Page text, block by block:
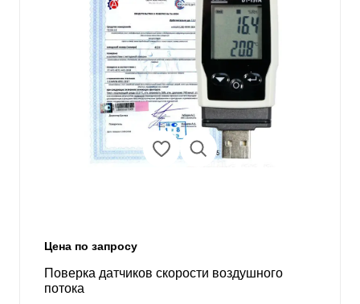
Цена по запросу
Поверка датчиков скорости воздушного
потока